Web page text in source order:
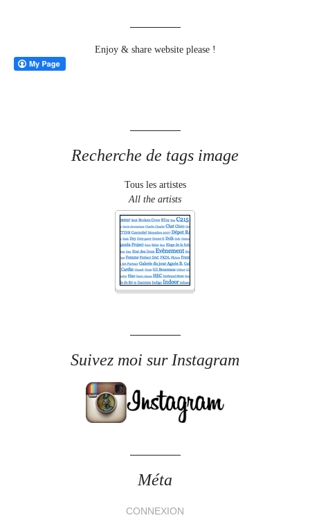
Enjoy & share website please !
Recherche de tags image
Tous les artistes
All the artists
Suivez moi sur Instagram
Méta
CONNEXION